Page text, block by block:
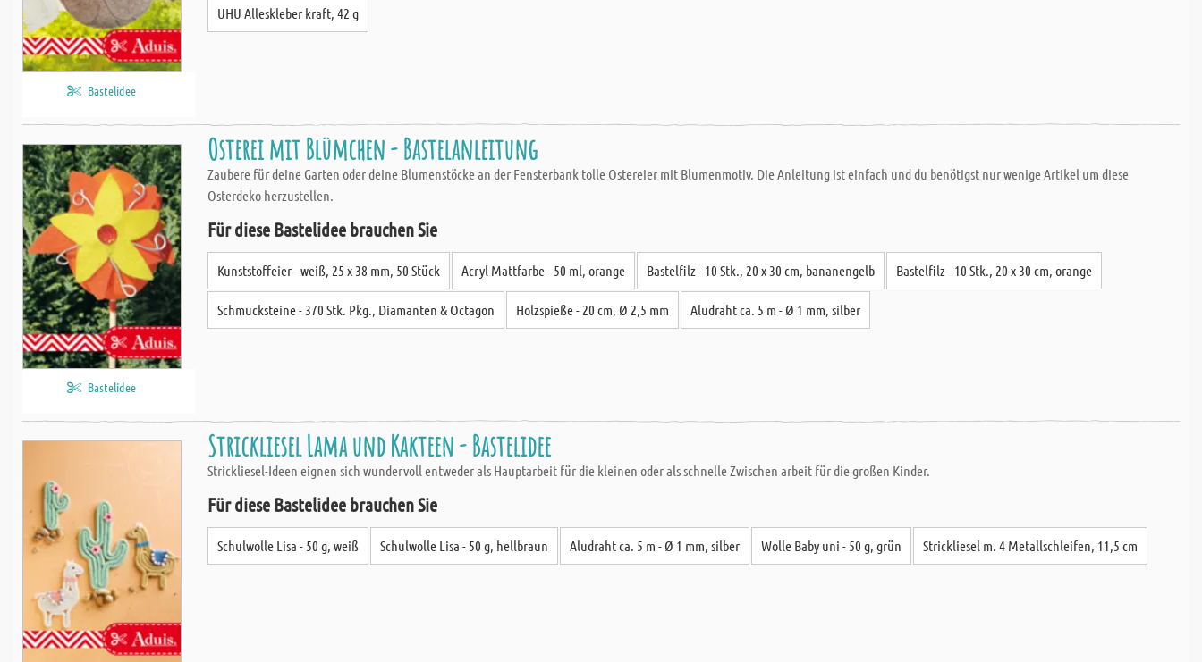
Bastelidee
UHU Alleskleber kraft, 42 g
Bastelidee
Osterei mit Blümchen - Bastelanleitung
Zaubere für deine Garten oder deine Blumenstöcke an der Fensterbank tolle Ostereier mit Blumenmotiv. Die Anleitung ist einfach und du benötigst nur wenige Artikel um diese
Osterdeko herzustellen.
Für diese Bastelidee brauchen Sie
Kunststoffeier - weiß, 25 x 38 mm, 50 Stück Acryl Mattfarbe - 50 ml, orange Bastelfilz - 10 Stk., 20 x 30 cm, bananengelb Bastelfilz - 10 Stk., 20 x 30 cm, orange
Schmucksteine - 370 Stk. Pkg., Diamanten & Octagon Holzspieße - 20 cm, Ø 2,5 mm Aludraht ca. 5 m - Ø 1 mm, silber
Strickliesel Lama und Kakteen - Bastelidee
Strickliesel-Ideen eignen sich wundervoll entweder als Hauptarbeit für die kleinen oder als schnelle Zwischen arbeit für die großen Kinder.
Für diese Bastelidee brauchen Sie
Schulwolle Lisa - 50 g, weiß Schulwolle Lisa - 50 g, hellbraun Aludraht ca. 5 m - Ø 1 mm, silber Wolle Baby uni - 50 g, grün Strickliesel m. 4 Metallschleifen, 11,5 cm